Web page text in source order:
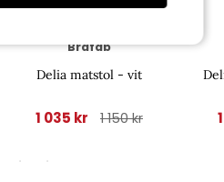
Brafab
Delia matstol - vit
1 035 kr 1 150 kr